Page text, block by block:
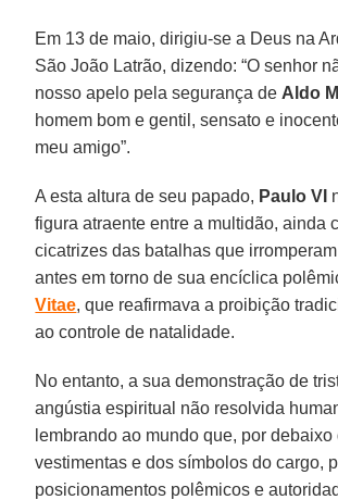
Em 13 de maio, dirigiu-se a Deus na
São João Latrão, dizendo: “O senhor
nosso apelo pela segurança de Aldo
homem bom e gentil, sensato e
meu amigo”.
A esta altura de seu papado, Paulo VI
figura atraente entre a multidão, ainda
cicatrizes das batalhas que
antes em torno de sua encíclica
Vitae, que reafirmava a proibição
ao controle de natalidade.
No entanto, a sua demonstração de
angústia espiritual não resolvida
lembrando ao mundo que, por debaixo
vestimentas e dos símbolos do cargo,
posicionamentos polêmicos e